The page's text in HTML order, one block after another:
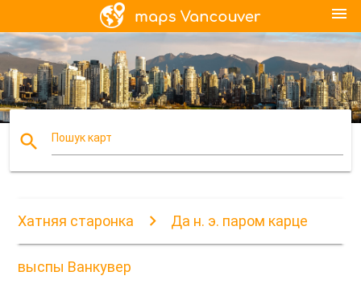
menu
search Пошук карт
Хатняя старонка Да н. э. паром карце
выспы Ванкувер